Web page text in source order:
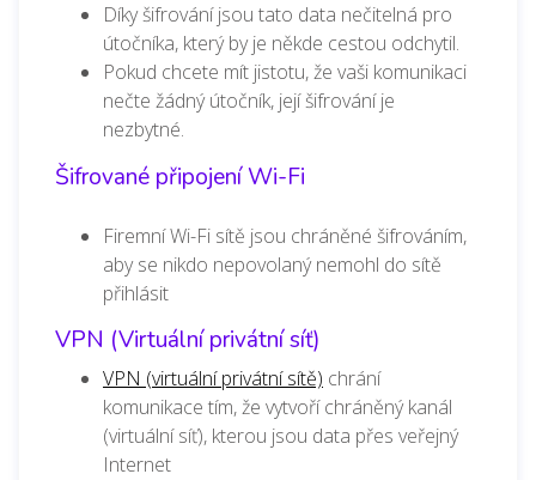
Díky šifrování jsou tato data nečitelná pro
útočníka, který by je někde cestou odchytil.
Pokud chcete mít jistotu, že vaši komunikaci
nečte žádný útočník, její šifrování je
nezbytné.
Šifrované připojení Wi-Fi
Firemní Wi-Fi sítě jsou chráněné šifrováním,
aby se nikdo nepovolaný nemohl do sítě
přihlásit
VPN (Virtuální privátní síť)
VPN (virtuální privátní sítě) chrání
komunikace tím, že vytvoří chráněný kanál
(virtuální síť), kterou jsou data přes veřejný
Internet